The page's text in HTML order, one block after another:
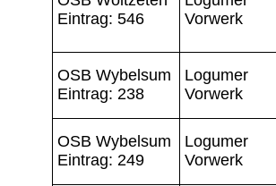
Eintrag: 546
Vorwerk
OSB Wybelsum
Eintrag: 238
Logumer
Vorwerk
OSB Wybelsum
Eintrag: 249
Logumer
Vorwerk